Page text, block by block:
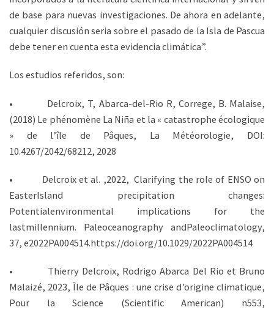
de base para nuevas investigaciones. De ahora en adelante,
cualquier discusión seria sobre el pasado de la Isla de Pascua
debe tener en cuenta esta evidencia climática”.
Los estudios referidos, son:
• Delcroix, T, Abarca-del-Rio R, Correge, B. Malaise,
(2018) Le phénomène La Niña et la « catastrophe écologique
» de l’île de Pâques, La Météorologie, DOI:
10.4267/2042/68212, 2028
• Delcroix et al. ,2022, Clarifying the role of ENSO on
EasterIsland precipitation changes:
Potentialenvironmental implications for the
lastmillennium. Paleoceanography andPaleoclimatology,
37, e2022PA004514.https://doi.org/10.1029/2022PA004514
• Thierry Delcroix, Rodrigo Abarca Del Rio et Bruno
Malaizé, 2023, Île de Pâques : une crise d’origine climatique,
Pour la Science (Scientific American) n553,